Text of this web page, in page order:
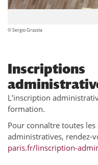
© Sergio Grazzia
Inscriptions
L’inscription
formation.
Pour connaître toutes
administratives, rendez-
paris.fr/linscription-